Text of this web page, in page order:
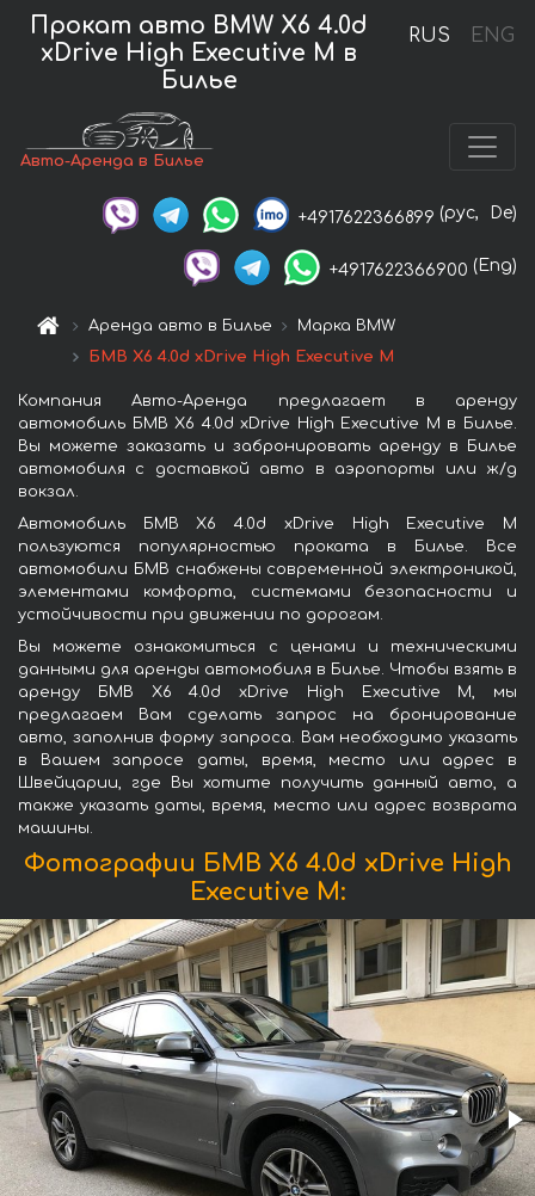
RUS ENG
Прокат авто BMW X6 4.0d
xDrive High Executive M в
Билье
Авто-Аренда в Билье
+4917622366899 (рус, De)
+4917622366900 (Eng)
Аренда авто в Билье
Марка BMW
БМВ X6 4.0d xDrive High Executive M
Компания Авто-Аренда предлагает в аренду
автомобиль БМВ X6 4.0d xDrive High Executive M в Билье.
Вы можете заказать и забронировать аренду в Билье
автомобиля с доставкой авто в аэропорты или ж/д
вокзал.
Автомобиль БМВ X6 4.0d xDrive High Executive M
пользуются популярностью проката в Билье. Все
автомобили БМВ снабжены современной электроникой,
элементами комфорта, системами безопасности и
устойчивости при движении по дорогам.
Вы можете ознакомиться с ценами и техническими
данными для аренды автомобиля в Билье. Чтобы взять в
аренду БМВ X6 4.0d xDrive High Executive M, мы
предлагаем Вам сделать запрос на бронирование
авто, заполнив форму запроса. Вам необходимо указать
в Вашем запросе даты, время, место или адрес в
Швейцарии, где Вы хотите получить данный авто, а
также указать даты, время, место или адрес возврата
машины.
Фотографии БМВ X6 4.0d xDrive High
Executive M: